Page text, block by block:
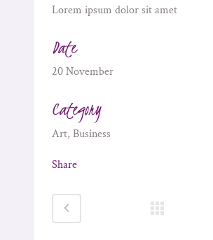
Lorem ipsum dolor sit amet
Date
20 November
Category
Art, Business
Share